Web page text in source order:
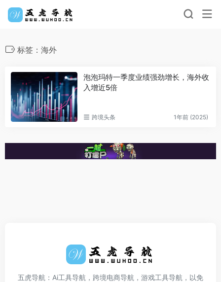
标签：海外
泡泡玛特一季度业绩强劲增长，海外收
入增近5倍
跨境头条 1年前 (2025)
五虎导航：Ai工具导航，跨境电商导航，游戏工具导航，以免